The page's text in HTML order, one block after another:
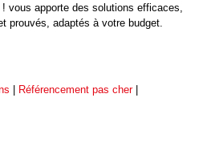
vous apporte des solutions efficaces,
prouvés, adaptés à votre budget.
Référencement pas cher|